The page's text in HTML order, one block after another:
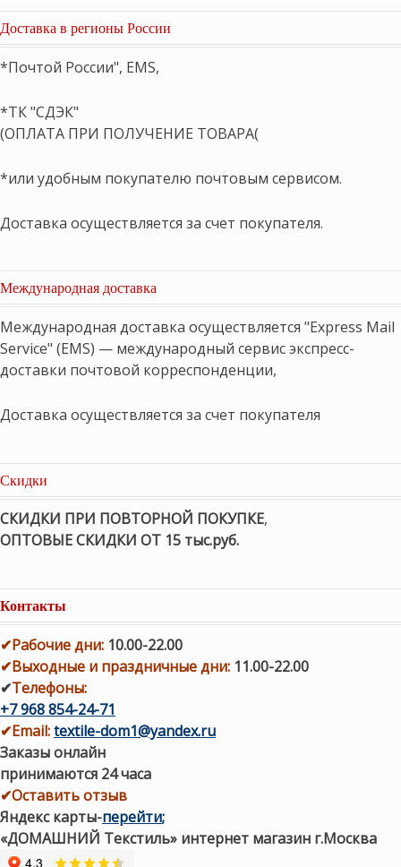
Доставка в регионы России
*Почтой России", EMS,
*ТК "СДЭК"
(ОПЛАТА ПРИ ПОЛУЧЕНИЕ ТОВАРА(
*или удобным покупателю почтовым сервисом.
Доставка осуществляется за счет покупателя.
Международная доставка
Международная доставка осуществляется "Express Mail
Service" (EMS) — международный сервис экспресс-
доставки почтовой корреспонденции,
Доставка осуществляется за счет покупателя
Скидки
СКИДКИ ПРИ ПОВТОРНОЙ ПОКУПКЕ,
ОПТОВЫЕ СКИДКИ ОТ 15 тыс.руб.
Контакты
✔Рабочие дни: 10.00-22.00
✔Выходные и праздничные дни: 11.00-22.00
✔Телефоны:
+7 968 854-24-71
✔Email:textile-dom1@yandex.ru
Заказы онлайн
принимаются 24 часа
✔Оставить отзыв
Яндекс карты-перейти;
«ДОМАШНИЙ Текстиль» интернет магазин г.Москва